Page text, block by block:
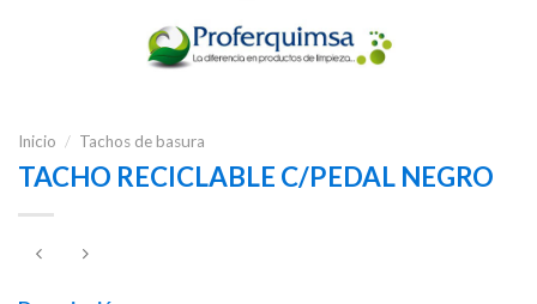
Inicio / Tachos de basura
TACHO RECICLABLE C/PEDAL NEGRO